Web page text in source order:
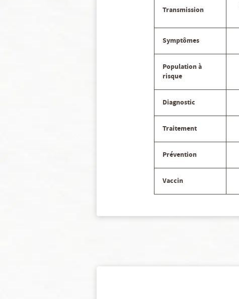
Transmission
Symptômes
Population à
risque
Diagnostic
Traitement
Prévention
Vaccin